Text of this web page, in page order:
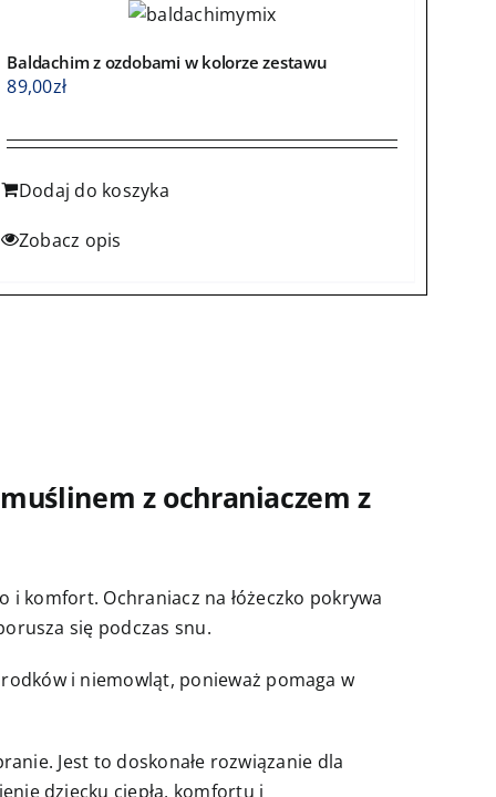
Baldachim z ozdobami w kolorze zestawu
89,00zł
Dodaj do koszyka
Zobacz opis
z ochraniaczem z
komfort. Ochraniacz na łóżeczko pokrywa
się podczas snu.
i niemowląt, ponieważ pomaga w
Jest to doskonałe rozwiązanie dla
dziecku ciepła, komfortu i